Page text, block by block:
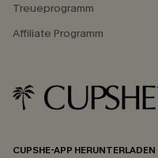
Treueprogramm
Affiliate Programm
CUPSHE-APP HERUNTERLADEN